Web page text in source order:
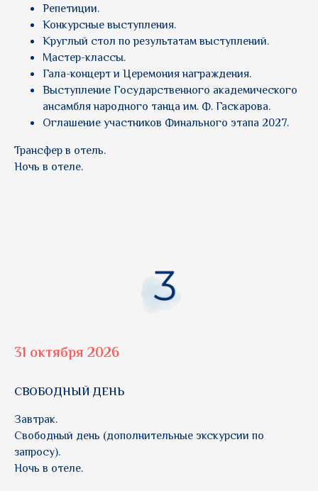
Репетиции.
Конкурсные выступления.
Круглый стол по результатам выступлений.
Мастер-классы.
Гала-концерт и Церемония награждения.
Выступление Государственного академического
ансамбля народного танца им. Ф. Гаскарова.
Оглашение участников Финального этапа 2027.
Трансфер в отель.
Ночь в отеле.
31 октября 2026
СВОБОДНЫЙ ДЕНЬ
Завтрак.
Свободный день (дополнительные экскурсии по
запросу).
Ночь в отеле.